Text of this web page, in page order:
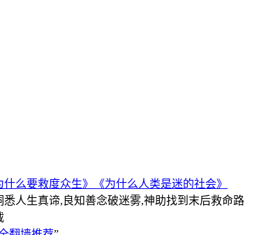
什么要救度众生》
《为什么人类是迷的社会》
人生真谛,良知善念破迷雾,神助找到末后救命路